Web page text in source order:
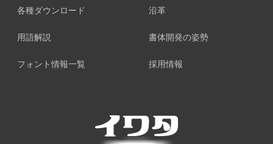
各種ダウンロード
用語解説
フォント情報一覧
沿革
書体開発の姿勢
採用情報